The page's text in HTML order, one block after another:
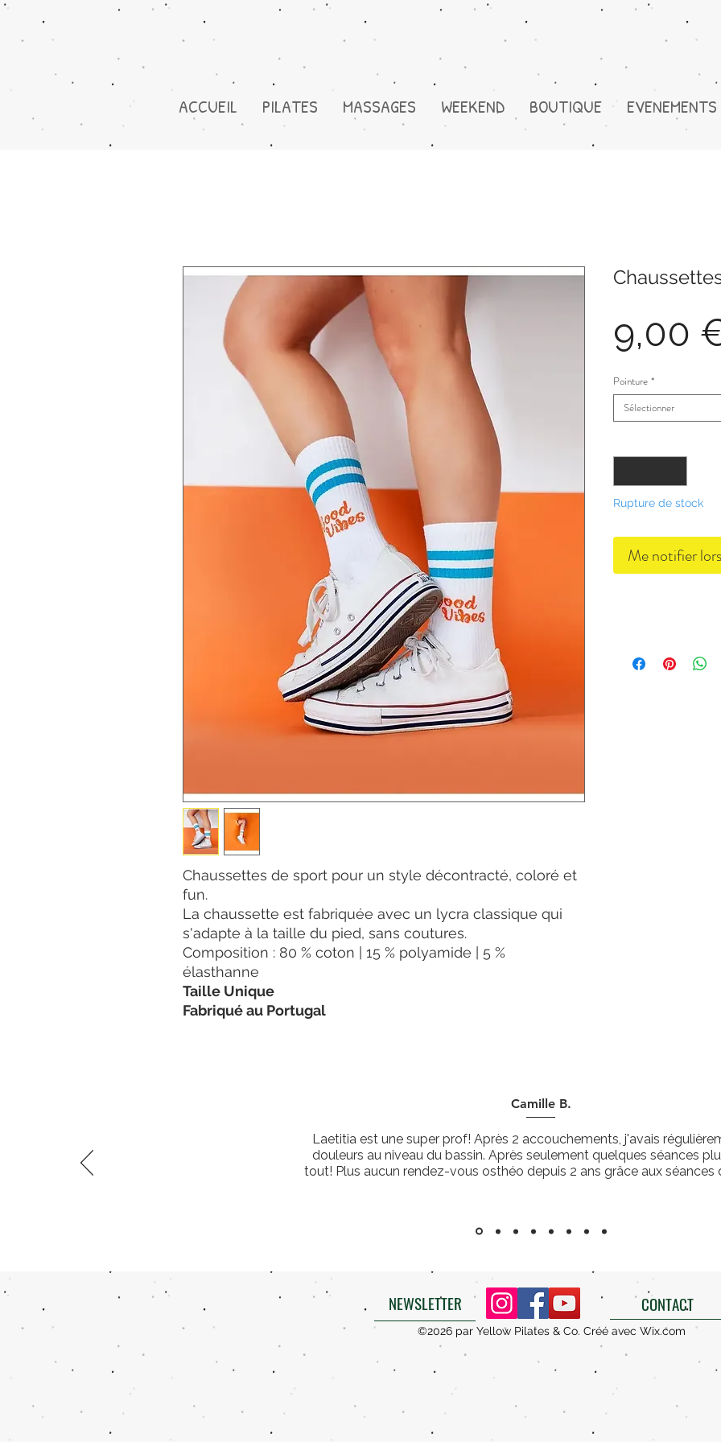
ACCUEIL PILATES MASSAGES WEEKEND BOUTIQUE EVENEMENTS
Chaussettes de sport pour un style décontracté, coloré et
fun.
La chaussette est fabriquée avec un lycra classique qui
s'adapte à la taille du pied, sans coutures.
Composition : 80 % coton | 15 % polyamide | 5 %
élasthanne
Taille Unique
Fabriqué au Portugal
9,00
Pointure *
Sélectionner
Rupture de stock
Me notifier
Camille B.
Laetitia est une super prof! Après 2 accouchements, j'avais
douleurs au niveau du bassin. Après seulement quelques séances
tout! Plus aucun rendez-vous osthéo depuis 2 ans grâce aux séances
NEWSLETTER CONTACT
©2026 par Yellow Pilates & Co. Créé avec Wix.com